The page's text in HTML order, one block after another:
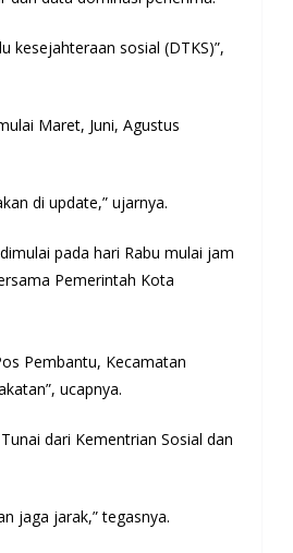
kesejahteraan sosial (DTKS)”,
Maret, Juni, Agustus
di update,” ujarnya.
pada hari Rabu mulai jam
Pemerintah Kota
Pembantu, Kecamatan
ucapnya.
dari Kementrian Sosial dan
jaga jarak,” tegasnya.